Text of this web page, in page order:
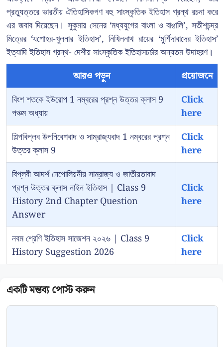
প্রত্যুত্তরে ভারতীয় ঐতিহাসিকগণ বহু সাংস্কৃতিক ইতিহাস গ্রন্থ রচনা করে
এর জবাব দিয়েছেন। সুকুমার সেনের ‘মধ্যযুগের বাংলা ও বাঙালি’, সতীশচন্দ্র
মিত্রের ‘যশোহর-খুলনার ইতিহাস’, নিখিলনাথ রায়ের ‘মুর্শিদাবাদের ইতিহাস’
ইত্যাদি ইতিহাস গ্রন্থ- দেশীয় সাংস্কৃতিক ইতিহাসচর্চার অন্যতম উদাহরণ।
আরও পড়ুন
প্রয়োজনে
বিংশ শতকে ইউরোপ 1 নম্বরের প্রশ্ন উত্তর ক্লাস 9
পঞ্চম অধ্যায়
Click
here
শিল্পবিপ্লব উপনিবেশবাদ ও সাম্রাজ্যবাদ 1 নম্বরের প্রশ্ন
উত্তর ক্লাস 9
Click
here
বিপ্লবী আদর্শ নেপোলিয়নীয় সাম্রাজ্য ও জাতীয়তাবাদ
প্রশ্ন উত্তর ক্লাস নাইন ইতিহাস | Class 9
History 2nd Chapter Question
Answer
Click
here
নবম শ্রেণি ইতিহাস সাজেশন ২০২৬ | Class 9
History Suggestion 2026
Click
here
Comment